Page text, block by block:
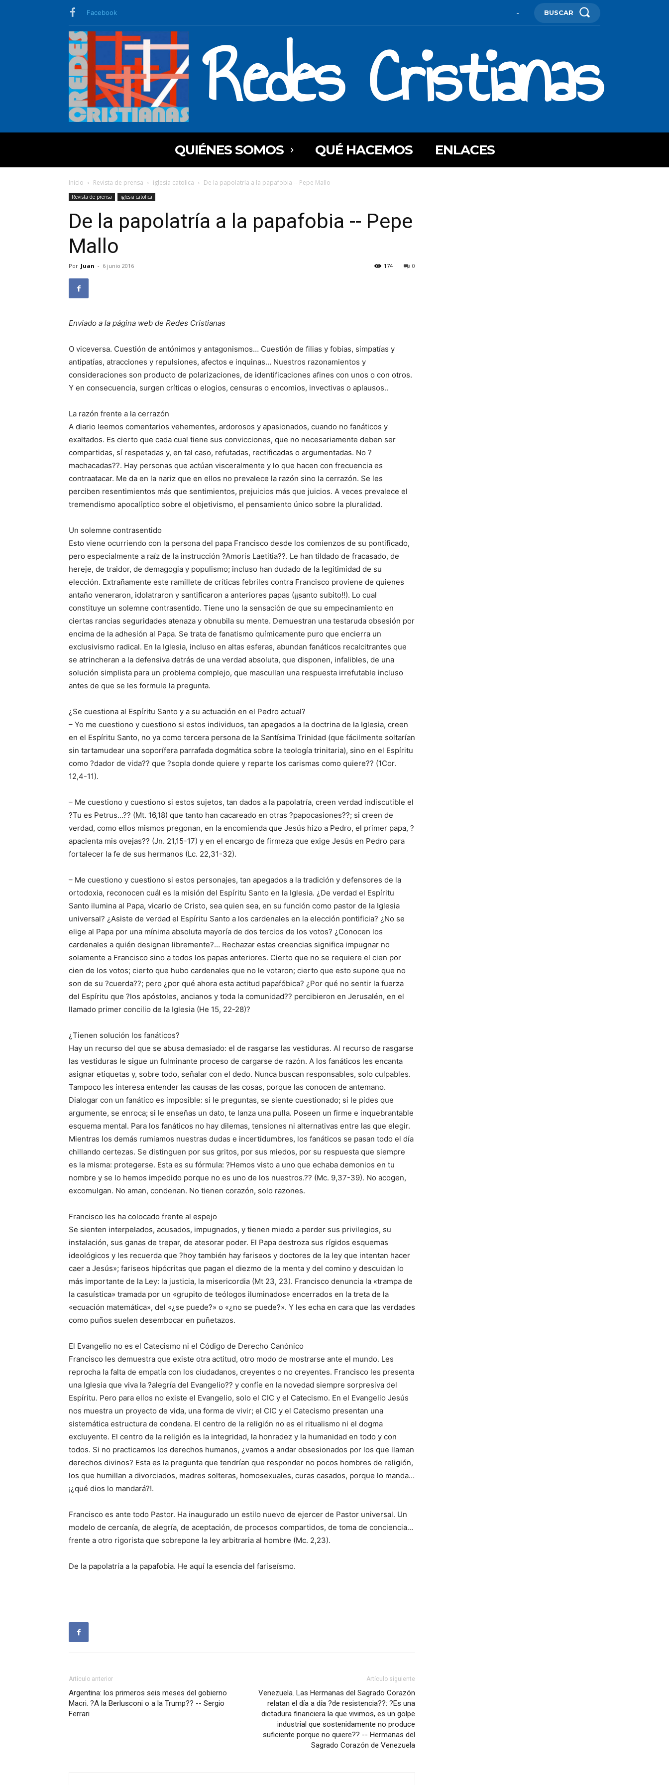
Facebook - BUSCAR
Redes Cristianas
QUIÉNES SOMOS QUÉ HACEMOS ENLACES
Inicio Revista de prensa iglesia catolica De la papolatría a la papafobia -- Pepe Mallo
Revista de prensa iglesia catolica
De la papolatría a la papafobia -- Pepe
Mallo
Por Juan - 6 junio 2016 0
174
Enviado a la página web de Redes Cristianas
O viceversa. Cuestión de antónimos y antagonismos… Cuestión de filias y fobias, simpatías y
antipatías, atracciones y repulsiones, afectos e inquinas… Nuestros razonamientos y
consideraciones son producto de polarizaciones, de identificaciones afines con unos o con otros.
Y en consecuencia, surgen críticas o elogios, censuras o encomios, invectivas o aplausos..
La razón frente a la cerrazón
A diario leemos comentarios vehementes, ardorosos y apasionados, cuando no fanáticos y
exaltados. Es cierto que cada cual tiene sus convicciones, que no necesariamente deben ser
compartidas, sí respetadas y, en tal caso, refutadas, rectificadas o argumentadas. No ?
machacadas??. Hay personas que actúan visceralmente y lo que hacen con frecuencia es
contraatacar. Me da en la nariz que en ellos no prevalece la razón sino la cerrazón. Se les
perciben resentimientos más que sentimientos, prejuicios más que juicios. A veces prevalece el
tremendismo apocalíptico sobre el objetivismo, el pensamiento único sobre la pluralidad.
Un solemne contrasentido
Esto viene ocurriendo con la persona del papa Francisco desde los comienzos de su pontificado,
pero especialmente a raíz de la instrucción ?Amoris Laetitia??. Le han tildado de fracasado, de
hereje, de traidor, de demagogia y populismo; incluso han dudado de la legitimidad de su
elección. Extrañamente este ramillete de críticas febriles contra Francisco proviene de quienes
antaño veneraron, idolatraron y santificaron a anteriores papas (¡¡santo subito!!). Lo cual
constituye un solemne contrasentido. Tiene uno la sensación de que su empecinamiento en
ciertas rancias seguridades atenaza y obnubila su mente. Demuestran una testaruda obsesión por
encima de la adhesión al Papa. Se trata de fanatismo químicamente puro que encierra un
exclusivismo radical. En la Iglesia, incluso en altas esferas, abundan fanáticos recalcitrantes que
se atrincheran a la defensiva detrás de una verdad absoluta, que disponen, infalibles, de una
solución simplista para un problema complejo, que mascullan una respuesta irrefutable incluso
antes de que se les formule la pregunta.
¿Se cuestiona al Espíritu Santo y a su actuación en el Pedro actual?
– Yo me cuestiono y cuestiono si estos individuos, tan apegados a la doctrina de la Iglesia, creen
en el Espíritu Santo, no ya como tercera persona de la Santísima Trinidad (que fácilmente soltarían
sin tartamudear una soporífera parrafada dogmática sobre la teología trinitaria), sino en el Espíritu
como ?dador de vida?? que ?sopla donde quiere y reparte los carismas como quiere?? (1Cor.
12,4-11).
– Me cuestiono y cuestiono si estos sujetos, tan dados a la papolatría, creen verdad indiscutible el
?Tu es Petrus…?? (Mt. 16,18) que tanto han cacareado en otras ?papocasiones??; si creen de
verdad, como ellos mismos pregonan, en la encomienda que Jesús hizo a Pedro, el primer papa, ?
apacienta mis ovejas?? (Jn. 21,15-17) y en el encargo de firmeza que exige Jesús en Pedro para
fortalecer la fe de sus hermanos (Lc. 22,31-32).
– Me cuestiono y cuestiono si estos personajes, tan apegados a la tradición y defensores de la
ortodoxia, reconocen cuál es la misión del Espíritu Santo en la Iglesia. ¿De verdad el Espíritu
Santo ilumina al Papa, vicario de Cristo, sea quien sea, en su función como pastor de la Iglesia
universal? ¿Asiste de verdad el Espíritu Santo a los cardenales en la elección pontificia? ¿No se
elige al Papa por una mínima absoluta mayoría de dos tercios de los votos? ¿Conocen los
cardenales a quién designan libremente?… Rechazar estas creencias significa impugnar no
solamente a Francisco sino a todos los papas anteriores. Cierto que no se requiere el cien por
cien de los votos; cierto que hubo cardenales que no le votaron; cierto que esto supone que no
son de su ?cuerda??; pero ¿por qué ahora esta actitud papafóbica? ¿Por qué no sentir la fuerza
del Espíritu que ?los apóstoles, ancianos y toda la comunidad?? percibieron en Jerusalén, en el
llamado primer concilio de la Iglesia (He 15, 22-28)?
¿Tienen solución los fanáticos?
Hay un recurso del que se abusa demasiado: el de rasgarse las vestiduras. Al recurso de rasgarse
las vestiduras le sigue un fulminante proceso de cargarse de razón. A los fanáticos les encanta
asignar etiquetas y, sobre todo, señalar con el dedo. Nunca buscan responsables, solo culpables.
Tampoco les interesa entender las causas de las cosas, porque las conocen de antemano.
Dialogar con un fanático es imposible: si le preguntas, se siente cuestionado; si le pides que
argumente, se enroca; si le enseñas un dato, te lanza una pulla. Poseen un firme e inquebrantable
esquema mental. Para los fanáticos no hay dilemas, tensiones ni alternativas entre las que elegir.
Mientras los demás rumiamos nuestras dudas e incertidumbres, los fanáticos se pasan todo el día
chillando certezas. Se distinguen por sus gritos, por sus miedos, por su respuesta que siempre
es la misma: protegerse. Esta es su fórmula: ?Hemos visto a uno que echaba demonios en tu
nombre y se lo hemos impedido porque no es uno de los nuestros.?? (Mc. 9,37-39). No acogen,
excomulgan. No aman, condenan. No tienen corazón, solo razones.
Francisco les ha colocado frente al espejo
Se sienten interpelados, acusados, impugnados, y tienen miedo a perder sus privilegios, su
instalación, sus ganas de trepar, de atesorar poder. El Papa destroza sus rígidos esquemas
ideológicos y les recuerda que ?hoy también hay fariseos y doctores de la ley que intentan hacer
caer a Jesús»; fariseos hipócritas que pagan el diezmo de la menta y del comino y descuidan lo
más importante de la Ley: la justicia, la misericordia (Mt 23, 23). Francisco denuncia la «trampa de
la casuística» tramada por un «grupito de teólogos iluminados» encerrados en la treta de la
«ecuación matemática», del «¿se puede?» o «¿no se puede?». Y les echa en cara que las verdades
como puños suelen desembocar en puñetazos.
El Evangelio no es el Catecismo ni el Código de Derecho Canónico
Francisco les demuestra que existe otra actitud, otro modo de mostrarse ante el mundo. Les
reprocha la falta de empatía con los ciudadanos, creyentes o no creyentes. Francisco les presenta
una Iglesia que viva la ?alegría del Evangelio?? y confíe en la novedad siempre sorpresiva del
Espíritu. Pero para ellos no existe el Evangelio, solo el CIC y el Catecismo. En el Evangelio Jesús
nos muestra un proyecto de vida, una forma de vivir; el CIC y el Catecismo presentan una
sistemática estructura de condena. El centro de la religión no es el ritualismo ni el dogma
excluyente. El centro de la religión es la integridad, la honradez y la humanidad en todo y con
todos. Si no practicamos los derechos humanos, ¿vamos a andar obsesionados por los que llaman
derechos divinos? Esta es la pregunta que tendrían que responder no pocos hombres de religión,
los que humillan a divorciados, madres solteras, homosexuales, curas casados, porque lo manda…
¡¿qué dios lo mandará?!.
Francisco es ante todo Pastor. Ha inaugurado un estilo nuevo de ejercer de Pastor universal. Un
modelo de cercanía, de alegría, de aceptación, de procesos compartidos, de toma de conciencia…
frente a otro rigorista que sobrepone la ley arbitraria al hombre (Mc. 2,23).
De la papolatría a la papafobia. He aquí la esencia del fariseísmo.
Artículo anterior
Argentina: los primeros seis meses del gobierno
Macri. ?A la Berlusconi o a la Trump?? -- Sergio
Ferrari
Artículo siguiente
Venezuela. Las Hermanas del Sagrado Corazón
relatan el día a día ?de resistencia??: ?Es una
dictadura financiera la que vivimos, es un golpe
industrial que sostenidamente no produce
suficiente porque no quiere?? -- Hermanas del
Sagrado Corazón de Venezuela